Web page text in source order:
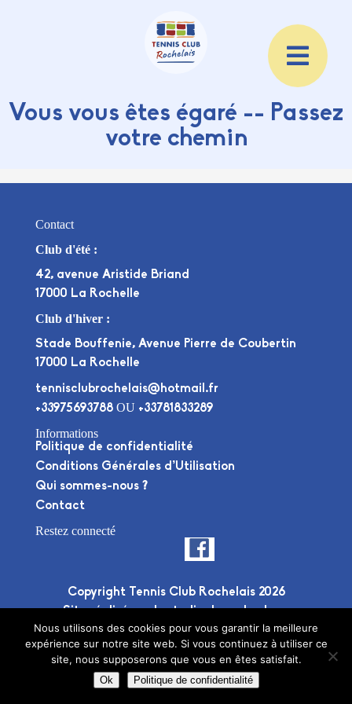
Vous vous êtes égaré -- Passez
votre chemin
Contact
Club d'été :
42, avenue Aristide Briand
17000 La Rochelle
Club d'hiver :
Stade Bouffenie, Avenue Pierre de Coubertin
17000 La Rochelle
tennisclubrochelais@hotmail.fr
+33975693788OU +33781833289
Informations
Politique de confidentialité
Conditions Générales d’Utilisation
Qui sommes-nous ?
Contact
Restez connecté
Copyright Tennis Club Rochelais 2026
Site réalisé par lestudio deuxplusdeux
Nous utilisons des cookies pour vous garantir la meilleure
expérience sur notre site web. Si vous continuez à utiliser ce
site, nous supposerons que vous en êtes satisfait.
Ok Politique de confidentialité